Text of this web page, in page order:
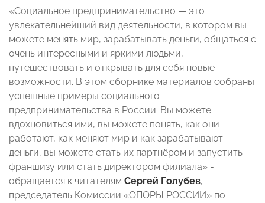
«Социальное предпринимательство — это
увлекательнейший вид деятельности, в котором вы
можете менять мир, зарабатывать деньги, общаться с
очень интересными и яркими людьми,
путешествовать и открывать для себя новые
возможности. В этом сборнике материалов собраны
успешные примеры социального
предпринимательства в России. Вы можете
вдохновиться ими, вы можете понять, как они
работают, как меняют мир и как зарабатывают
деньги, вы можете стать их партнёром и запустить
франшизу или стать директором филиала» -
обращается к читателям Сергей Голубев,
председатель Комиссии «ОПОРЫ РОССИИ» по